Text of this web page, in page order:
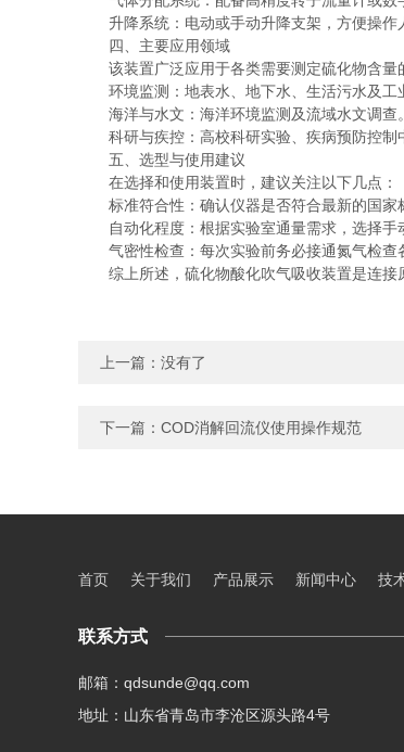
升降系统：电动或手动升降支架，方便操作
四、主要应用领域
该装置广泛应用于各类需要测定硫化物含量
环境监测：地表水、地下水、生活污水及工
海洋与水文：海洋环境监测及流域水文调查。
科研与疾控：高校科研实验、疾病预防控制
五、选型与使用建议
在选择和使用装置时，建议关注以下几点：
标准符合性：确认仪器是否符合最新的国家
自动化程度：根据实验室通量需求，选择手
气密性检查：每次实验前务必接通氮气检查
综上所述，硫化物酸化吹气吸收装置是连接
上一篇：没有了
下一篇： COD消解回流仪使用操作规范
首页 关于我们 产品展示 新闻中心 技
联系方式
邮箱：qdsunde@qq.com
地址：山东省青岛市李沧区源头路4号